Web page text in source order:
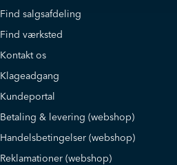
Find salgsafdeling
Find værksted
Kontakt os
Klageadgang
Kundeportal
Betaling & levering (webshop)
Handelsbetingelser (webshop)
Reklamationer (webshop)